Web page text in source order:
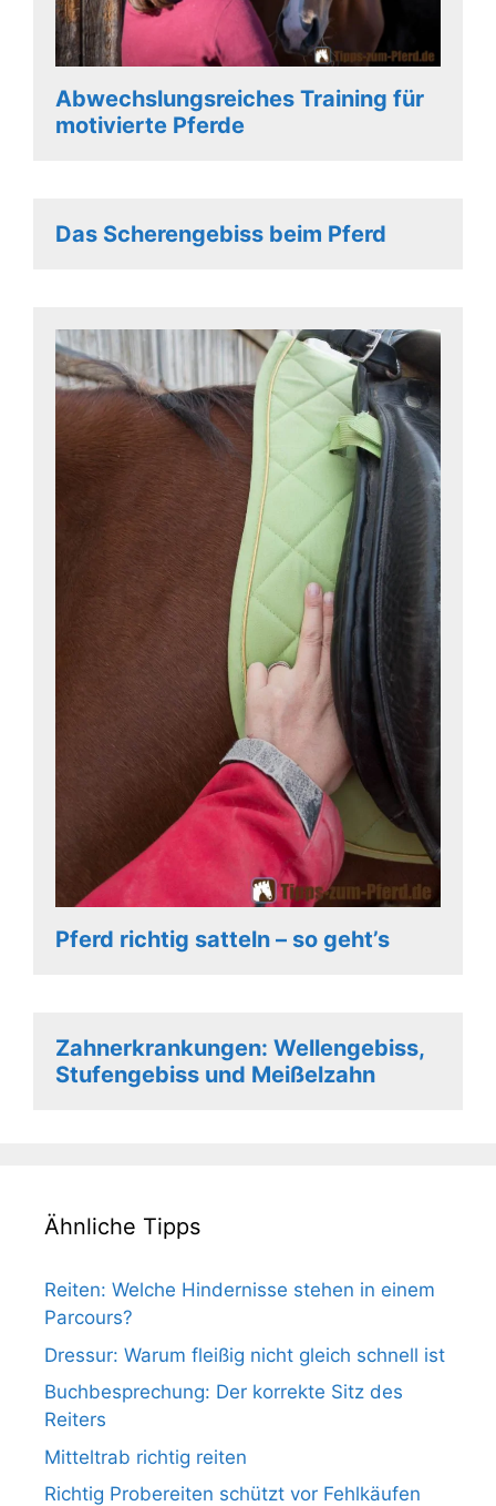
Abwechslungsreiches Training für
motivierte Pferde
Das Scherengebiss beim Pferd
Pferd richtig satteln – so geht’s
Zahnerkrankungen: Wellengebiss,
Stufengebiss und Meißelzahn
Ähnliche Tipps
Reiten: Welche Hindernisse stehen in einem
Parcours?
Dressur: Warum fleißig nicht gleich schnell ist
Buchbesprechung: Der korrekte Sitz des
Reiters
Mitteltrab richtig reiten
Richtig Probereiten schützt vor Fehlkäufen